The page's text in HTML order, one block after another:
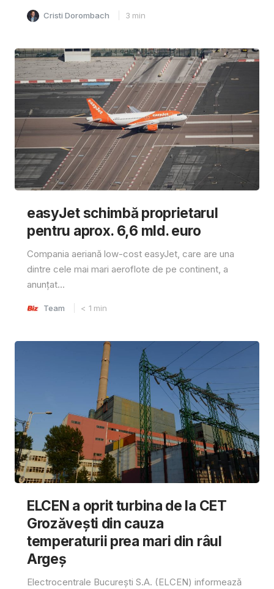
Cristi Dorombach 3 min
easyJet schimbă proprietarul
pentru aprox. 6,6 mld. euro
Compania aeriană low-cost easyJet, care are una
dintre cele mai mari aeroflote de pe continent, a
anunțat...
Team < 1 min
ELCEN a oprit turbina de la CET
Grozăvești din cauza
temperaturii prea mari din râul
Argeș
Electrocentrale București S.A. (ELCEN) informează